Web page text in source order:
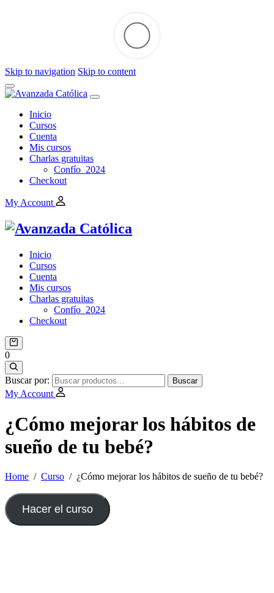
Skip to navigation Skip to content
Inicio
Cursos
Cuenta
Mis cursos
Charlas gratuitas
Confío_2024
Checkout
My Account
Inicio
Cursos
Cuenta
Mis cursos
Charlas gratuitas
Confío_2024
Checkout
0
Buscar por: Buscar
My Account
¿Cómo mejorar los hábitos de
sueño de tu bebé?
Home / Curso / ¿Cómo mejorar los hábitos de sueño de tu bebé?
Hacer el curso